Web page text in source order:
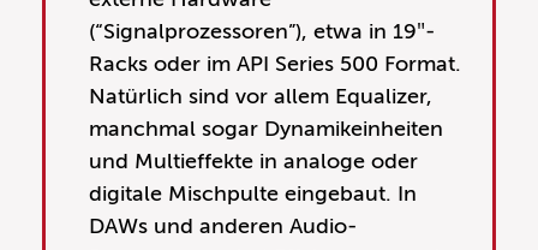
(“Signalprozessoren”), etwa in 19″-
Racks oder im API Series 500 Format.
Natürlich sind vor allem Equalizer,
manchmal sogar Dynamikeinheiten
und Multieffekte in analoge oder
digitale Mischpulte eingebaut. In
DAWs und anderen Audio-